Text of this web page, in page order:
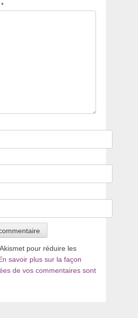
*
pour réduire les
savoir plus sur la façon
de vos commentaires sont